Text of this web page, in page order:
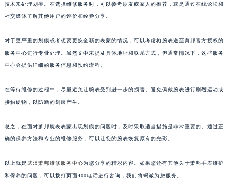
技术来处理划痕。在选择维修服务时，可以参考朋友或家人的推荐，或是通过在线论坛和
社交媒体了解其他用户的评价和经验分享。
对于更严重的划痕或者想要更换全新的表蒙的情况，可以考虑将腕表送至萧邦官方授权的
服务中心进行专业处理。虽然文中未提及具体地址和联系方式，但通常情况下，这些服务
中心会提供详细的服务信息和预约流程。
在等待维修的过程中，尽量避免让腕表受到进一步的损害。避免佩戴腕表进行剧烈运动或
接触硬物，以防新的划痕产生。
总之，在面对萧邦腕表表蒙出现划痕的问题时，及时采取适当措施是非常重要的。通过正
确的保养方法和专业的维修服务，可以让您的腕表恢复原有的光彩。
以上就是武汉萧邦维修服务中心为您分享的精彩内容。如果您还有其他关于萧邦手表维护
和保养的问题，可以拨打页面400电话进行咨询，我们将竭诚为您服务。